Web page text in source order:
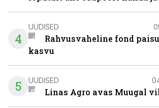
4
UUDISED
Rahvusvaheline fond
kasvu
5 UUDISED
Linas Agro avas Muugal